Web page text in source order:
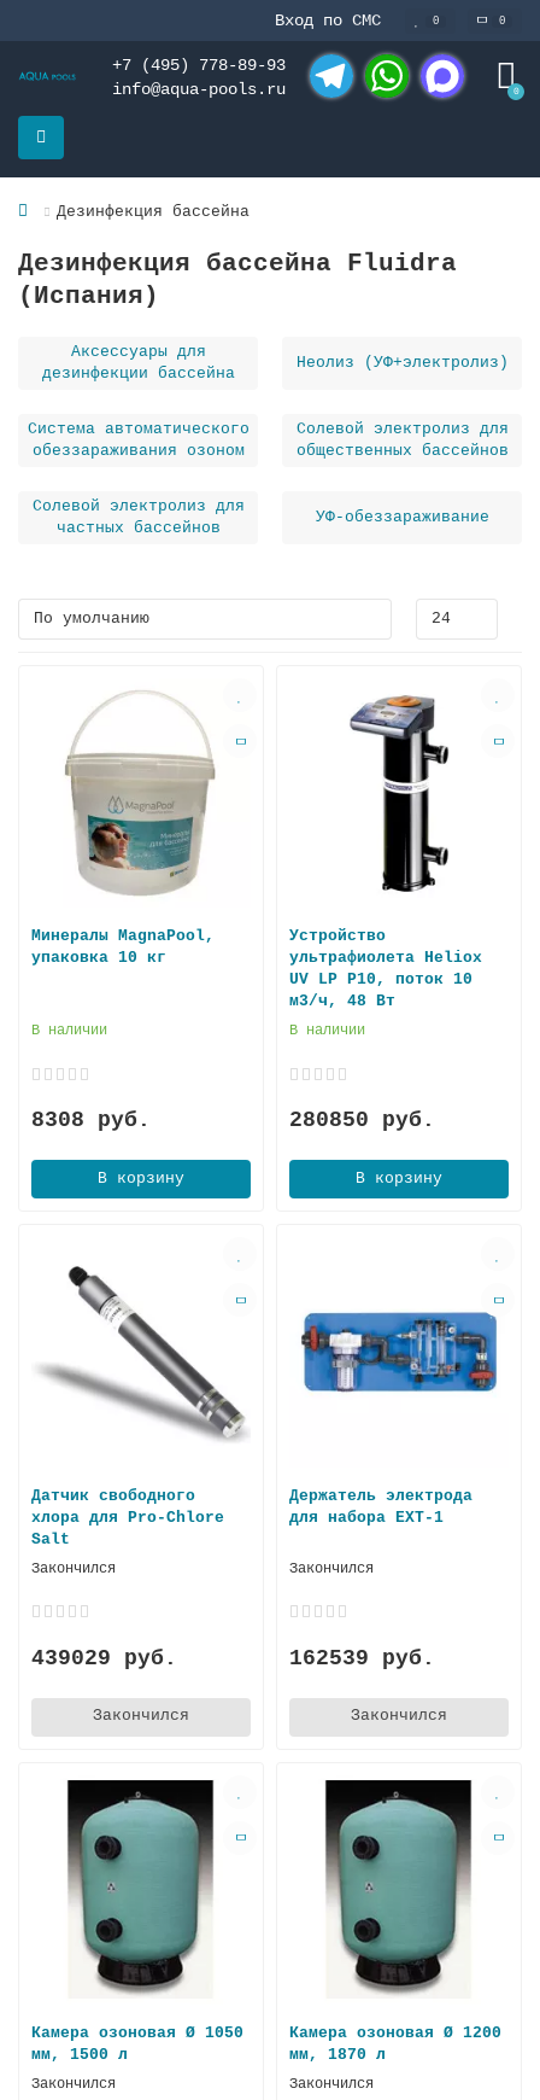
Вход по СМС 0 0
+7 (495) 778-89-93
info@aqua-pools.ru
0
Дезинфекция бассейна
Дезинфекция бассейна Fluidra
(Испания)
Аксессуары для
дезинфекции бассейна
Неолиз (УФ+электролиз)
Система автоматического
обеззараживания озоном
Солевой электролиз для
общественных бассейнов
Солевой электролиз для
частных бассейнов
УФ-обеззараживание
Минералы MagnaPool,
упаковка 10 кг
В наличии
8308 руб.
В корзину
Устройство
ультрафиолета Heliox
UV LP P10, поток 10
м3/ч, 48 Вт
В наличии
280850 руб.
В корзину
Датчик свободного
хлора для Pro-Chlore
Salt
Закончился
439029 руб.
Закончился
Держатель электрода
для набора EXT-1
Закончился
162539 руб.
Закончился
Камера озоновая Ø 1050
мм, 1500 л
Закончился
Камера озоновая Ø 1200
мм, 1870 л
Закончился